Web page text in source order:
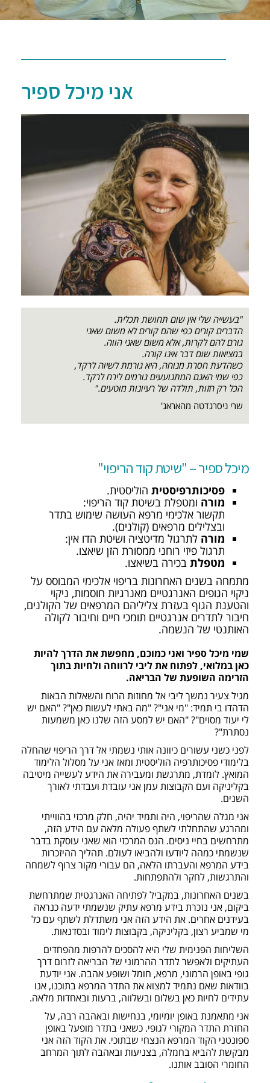
אני מיכל ספיר
"בעשייה שלי אין שום תחושת תכלית.
הדברים קורים כפי שהם קורים לא משום שאני
גורם להם לקרות, אלא משום שאני הווה.
במציאות שום דבר אינו קורה.
כשהדעת חסרת מנוחה, היא גורמת לשיוה לרקד,
כפי שמי האגם המתנועעים גורמים לירח לרקד.
הכל רק חזות, תולדה של רעיונות מוטעים."
שרי ניסרגדטה מהאראג'
מיכל ספיר – "שיטת קוד הריפוי"
פסיכותרפיסטית הוליסטית.
מורה ומטפלת בשיטת קוד הריפוי:
תקשור אלכימי מרפא העושה שימוש בתדר
ובצלילים מרפאים (קולנים).
מורה לתרגול מדיטציה ושיטת הדו אין:
תרגול פיזי רוחני ממסורת הזן שיאצו.
מטפלת בכירה בשיאצו.
מתמחה בשנים האחרונות בריפוי אלכימי המבוסס על
ניקוי הגופים האנרגטיים מאנרגיות חוסמות, ניקוי
והטענת הגוף בעזרת צליליהם המרפאים של הקולנים,
חיבור לתדרים אנרגטיים תומכי חיים וחיבור לקולה
האותנטי של הנשמה.
שמי מיכל ספיר ואני כמוכם, מחפשת את הדרך להיות
כאן במלואי, לפתוח את ליבי לרווחה ולחיות בתוך
הזרימה השופעת של הבריאה.
מגיל צעיר נמשך ליבי אל מחוזות הרוח והשאלות הבאות
הדהדו בי תמיד: "מי אני"? "מה באתי לעשות כאן"? "האם יש
לי יעוד מסוים"? "האם יש למסע הזה שלנו כאן משמעות
נסתרת"?
לפני כשני עשורים כיוונה אותי נשמתי אל דרך הריפוי שהחלה
בלימודי פסיכותרפיה הוליסטית ומאז אני על מסלול הלימוד
המואץ. לומדת, מתרגשת ומעבירה את הידע לעשייה מיטיבה
בקליניקה ועם הקבוצות עמן אני עובדת ועבדתי לאורך
השנים.
אני מגלה שהריפוי, היה ותמיד יהיה, חלק מרכזי בהווייתי
ומהרגע שהתחלתי לשתף פעולה מלאה עם הידע הזה,
מתרחשים בחיי ניסים. הנס המרכזי הוא שאני עוסקת בדבר
שנשמתי כמהה ליודעו ולהביאו לעולם. תהליך ההיזכרות
בידע המרפא והעברתו הלאה, הם עבורי מקור צרוף לשמחה
והתרגשות, לחקר ולהתפתחות.
בשנים האחרונות, במקביל לפתיחה האנרגטית שמתרחשת
ביקום, אני נזכרת בידע מרפא עתיק שנשמתי ידעה כנראה
בעידנים אחרים. את הידע הזה אני משתדלת לשתף עם כל
מי שמביע רצון, בקליניקה, בקבוצות לימוד ובסדנאות.
השליחות הפנימית שלי היא להסכים להרפות מהפחדים
העתיקים ולאפשר לתדר ההרמוני של הבריאה לזרום דרך
גופי באופן הרמוני, מרפא, חומל ושופע אהבה. אני יודעת
בוודאות שאם נתמיד למצוא את התדר המרפא בתוכנו, אנו
עתידים לחיות כאן בשלום ובשלווה, ברעות ובאחדות מלאה.
אני מתאמנת באופן יומיומי, בנחישות ובאהבה רבה, על
החזרת התדר המקורי לגופי. כשאני בתדר מופעל באופן
ספונטני הקוד המרפא הנצחי שבתוכי. את הקוד הזה אני
מבקשת להביא בחמלה, בצניעות ובאהבה לתוך המרחב
החומרי הסובב אותנו.